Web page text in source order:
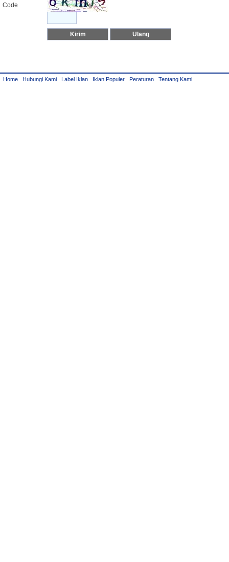
Code
Home Hubungi Kami Label Iklan Iklan Populer Peraturan Tentang Kami